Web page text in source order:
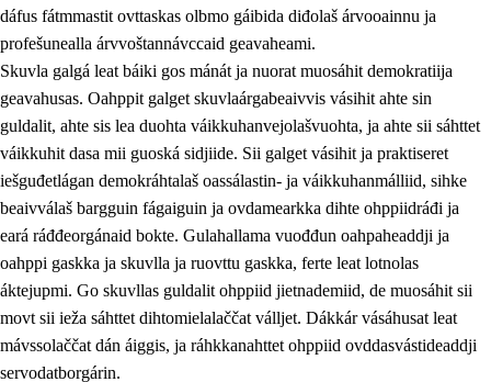
dáfus fátmmastit ovttaskas olbmo gáibida diđolaš árvooainnu ja
profešunealla árvvoštannávccaid geavaheami.
Skuvla galgá leat báiki gos mánát ja nuorat muosáhit demokratiija
geavahusas. Oahppit galget skuvlaárgabeaivvis vásihit ahte sin
guldalit, ahte sis lea duohta váikkuhanvejolašvuohta, ja ahte sii sáhttet
váikkuhit dasa mii guoská sidjiide. Sii galget vásihit ja praktiseret
iešguđetlágan demokráhtalaš oassálastin- ja váikkuhanmálliid, sihke
beaivválaš bargguin fágaiguin ja ovdamearkka dihte ohppiidráđi ja
eará ráđđeorgánaid bokte. Gulahallama vuođđun oahpaheaddji ja
oahppi gaskka ja skuvlla ja ruovttu gaskka, ferte leat lotnolas
áktejupmi. Go skuvllas guldalit ohppiid jietnademiid, de muosáhit sii
movt sii ieža sáhttet dihtomielalaččat válljet. Dákkár vásáhusat leat
mávssolaččat dán áiggis, ja ráhkkanahttet ohppiid ovddasvástideaddji
servodatborgárin.